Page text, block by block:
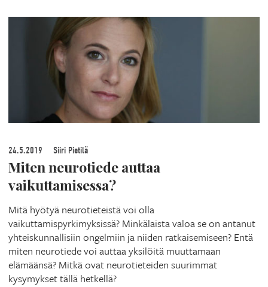
24.5.2019 Siiri Pietilä
Miten neurotiede auttaa
vaikuttamisessa?
Mitä hyötyä neurotieteistä voi olla
vaikuttamispyrkimyksissä? Minkälaista valoa se on antanut
yhteiskunnallisiin ongelmiin ja niiden ratkaisemiseen? Entä
miten neurotiede voi auttaa yksilöitä muuttamaan
elämäänsä? Mitkä ovat neurotieteiden suurimmat
kysymykset tällä hetkellä?